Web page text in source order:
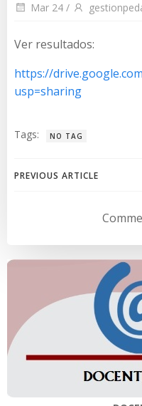
Mar 24 /
Ver resultados:
https://
usp=sharing
Tags: NO TAG
entradas
PREVIOUS ARTICLE